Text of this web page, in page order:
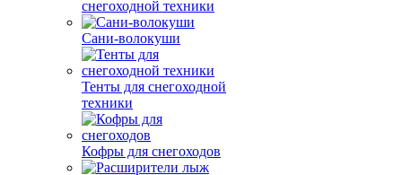
снегоходной техники
Сани-волокуши
Тенты для снегоходной
техники
Кофры для снегоходов